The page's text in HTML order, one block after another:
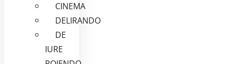
CINEMA
DELIRANDO
DE
IURE